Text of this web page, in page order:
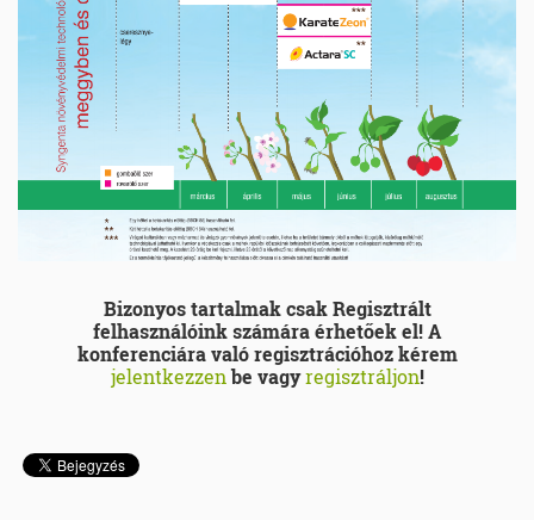
Bizonyos tartalmak csak Regisztrált
felhasználóink számára érhetőek el! A
konferenciára való regisztrációhoz kérem
jelentkezzenbe vagyregisztráljon!